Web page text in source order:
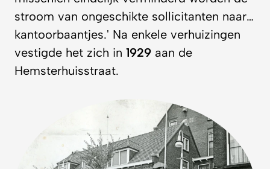
stroom van ongeschikte sollicitanten naar…
kantoorbaantjes.' Na enkele verhuizingen
vestigde het zich in 1929 aan de
Hemsterhuisstraat.